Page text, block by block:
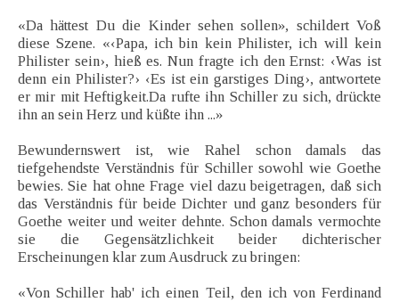
«Da hättest Du die Kinder sehen sollen», schildert Voß
diese Szene. «‹Papa, ich bin kein Philister, ich will kein
Philister sein›, hieß es. Nun fragte ich den Ernst: ‹Was ist
denn ein Philister?› ‹Es ist ein garstiges Ding›, antwortete
er mir mit Heftigkeit.Da rufte ihn Schiller zu sich, drückte
ihn an sein Herz und küßte ihn ...»
Bewundernswert ist, wie Rahel schon damals das
tiefgehendste Verständnis für Schiller sowohl wie Goethe
bewies. Sie hat ohne Frage viel dazu beigetragen, daß sich
das Verständnis für beide Dichter und ganz besonders für
Goethe weiter und weiter dehnte. Schon damals vermochte
sie die Gegensätzlichkeit beider dichterischer
Erscheinungen klar zum Ausdruck zu bringen:
«Von Schiller hab' ich einen Teil, den ich von Ferdinand